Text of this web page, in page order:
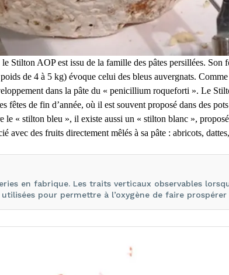
le Stilton AOP est issu de la famille des pâtes persillées. Son
de 4 à 5 kg) évoque celui des bleus auvergnats.
dans la pâte du « penicillium roqueforti ». Le
fêtes de fin d’année, où il est souvent proposé dans des
le « stilton bleu », il existe aussi un « stilton blanc »,
avec des fruits directement mêlés à sa pâte : abricots,
en fabrique. Les traits verticaux observables
pour permettre à l’oxygène de faire prospérer